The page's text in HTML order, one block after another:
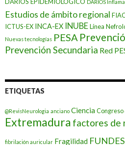
DARÍOS
Estudios de ámbito regional
ICTUS-EX INCA-EX INUBELínea
Nuevas tecnologías PESA
Prevención Secundaria Red
ETIQUETAS
@RevisNeurologia anciano Ciencia Congreso
Extremadura factores de
fibrilación auricular Fragilidad